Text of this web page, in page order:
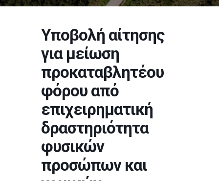
Υποβολή αίτησης
για μείωση
προκαταβλητέου
φόρου από
επιχειρηματική
δραστηριότητα
φυσικών
προσώπων και